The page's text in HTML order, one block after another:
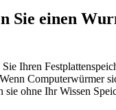
Sie einen
Ihren
Computerwürmer
sie ohne Ihr Wissen